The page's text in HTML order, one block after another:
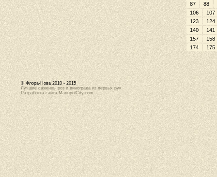
87
88
106
107
123
124
140
141
157
158
174
175
© Флора-Нова 2010 - 2015
Лучшие саженцы роз и винограда из первых рук
Разработка сайта MariupolCity.com